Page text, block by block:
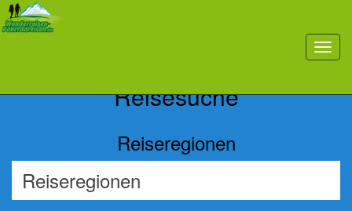
toggle
Reisesuche
Reiseregionen